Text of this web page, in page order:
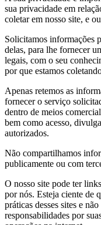
sua privacidade em
coletar em nosso site, e
Solicitamos informações
delas, para lhe fornecer
legais, com o seu
por que estamos
Apenas retemos as
fornecer o serviço
dentro de meios
bem como acesso,
autorizados.
Não compartilhamos
publicamente ou com
O nosso site pode ter
por nós. Esteja ciente de
práticas desses sites e
responsabilidades por